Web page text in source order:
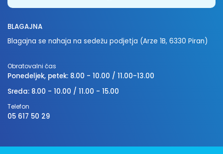
BLAGAJNA
Blagajna se nahaja na sedežu podjetja (Arze 1B, 6330 Piran)
Obratovalni čas
Ponedeljek, petek: 8.00 - 10.00 / 11.00-13.00
Sreda: 8.00 - 10.00 / 11.00 - 15.00
Telefon
05 617 50 29